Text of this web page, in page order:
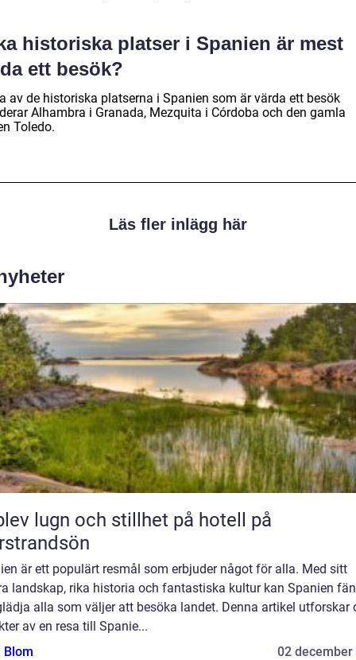
historiska platser i Spanien är mest
ett besök?
av de historiska platserna i Spanien som är värda ett besök
Alhambra i Granada, Mezquita i Córdoba och den gamla
Toledo.
Läs fler inlägg här
lugn och stillhet på hotell på
är ett populärt resmål som erbjuder något för alla. Med sitt
landskap, rika historia och fantastiska kultur kan Spanien
alla som väljer att besöka landet. Denna artikel utforskar
av en resa till Spanie...
Blom
02 december